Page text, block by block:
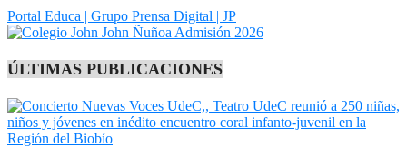
Portal Educa | Grupo Prensa Digital | JP
ÚLTIMAS PUBLICACIONES